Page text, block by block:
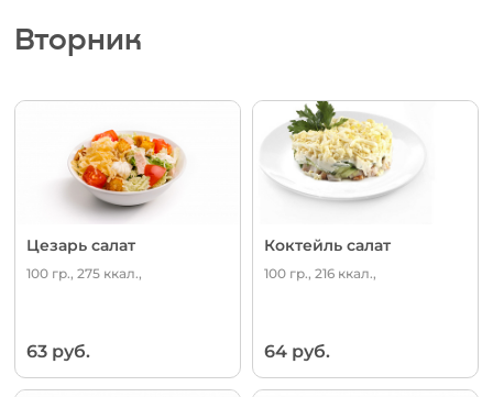
Вторник
Цезарь салат
100 гр., 275 ккал.,
63 руб.
Коктейль салат
100 гр., 216 ккал.,
64 руб.